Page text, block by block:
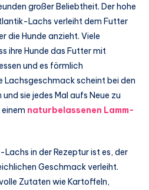
großer Beliebtheit. Der hohe
Lachs verleiht dem Futter
die Hunde anzieht. Viele
ihre Hunde das Futter mit
und es förmlich
Lachsgeschmack scheint bei den
sie jedes Mal aufs Neue zu
naturbelassenen Lamm-
in der Rezeptur ist es, der
Geschmack verleiht.
Zutaten wie Kartoffeln,